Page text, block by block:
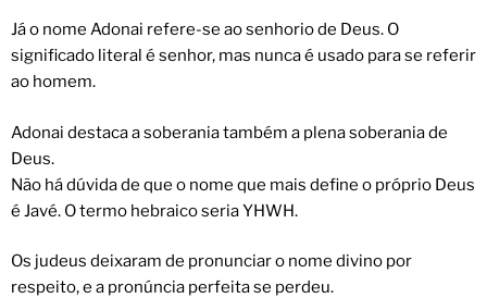
Já o nome Adonai refere-se ao senhorio de Deus. O
significado literal é senhor, mas nunca é usado para se referir
ao homem.
Adonai destaca a soberania também a plena soberania de
Deus.
Não há dúvida de que o nome que mais define o próprio Deus
é Javé. O termo hebraico seria YHWH.
Os judeus deixaram de pronunciar o nome divino por
respeito, e a pronúncia perfeita se perdeu.